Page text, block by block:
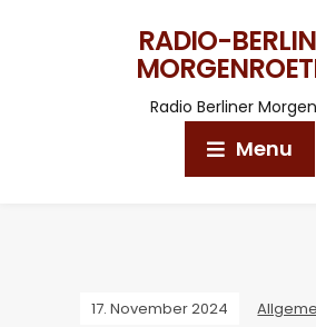
RADIO-
Radio Berliner
Menu
17. November 2024